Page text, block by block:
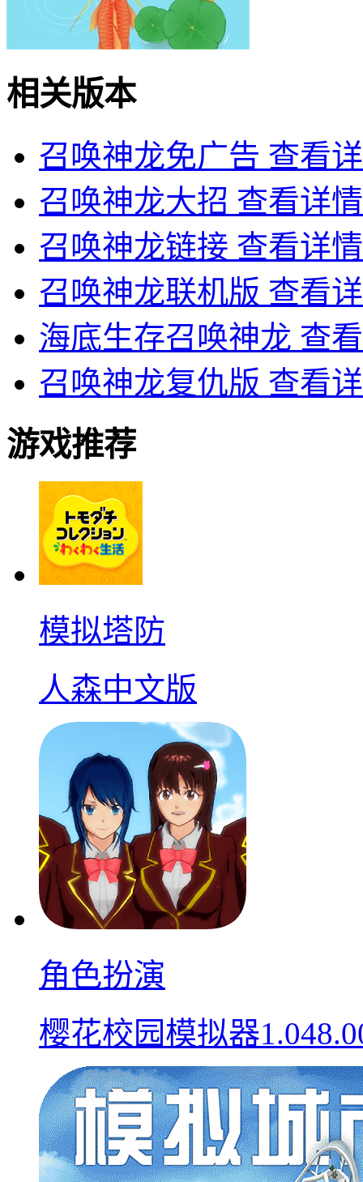
相关版本
召唤神龙免广告 查看
召唤神龙大招 查看详情
召唤神龙链接 查看详情
召唤神龙联机版 查看
海底生存召唤神龙 查
召唤神龙复仇版 查看
游戏推荐
模拟塔防
人森中文版
角色扮演
樱花校园模拟器